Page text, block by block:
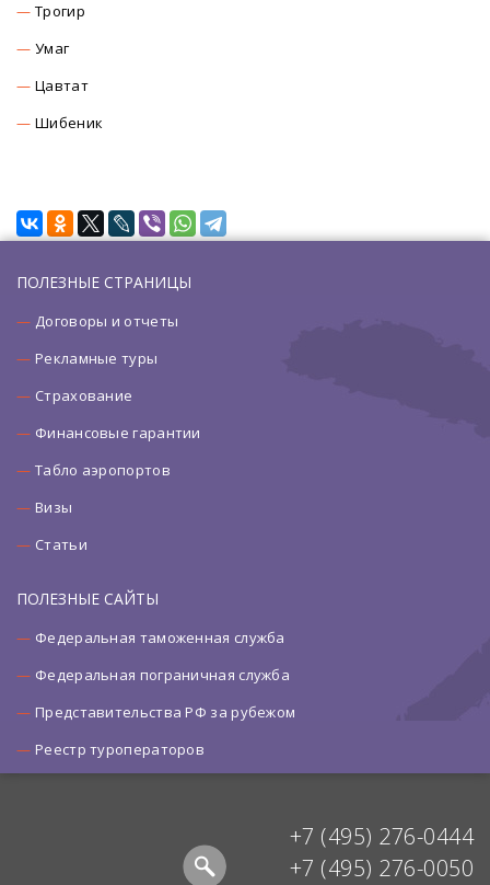
Трогир
Умаг
Цавтат
Шибеник
ПОЛЕЗНЫЕ СТРАНИЦЫ
Договоры и отчеты
Рекламные туры
Страхование
Финансовые гарантии
Табло аэропортов
Визы
Статьи
ПОЛЕЗНЫЕ САЙТЫ
Федеральная таможенная служба
Федеральная пограничная служба
Представительства РФ за рубежом
Реестр туроператоров
+7 (495) 276-0444
+7 (495) 276-0050